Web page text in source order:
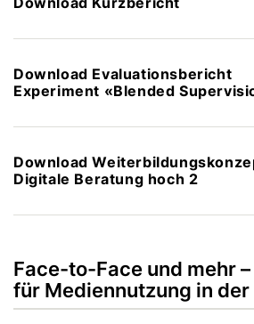
Download Evaluationsbericht
Experiment «Blended
Download
Digitale Beratung hoch 2
Face-to-Face und mehr
für Mediennutzung in der